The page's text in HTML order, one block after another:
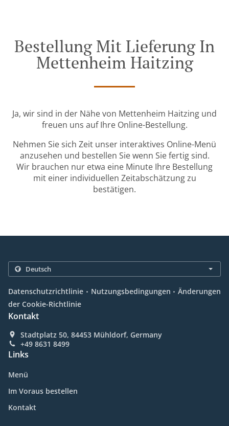
Bestellung Mit Lieferung In
Mettenheim Haitzing
Ja, wir sind in der Nähe von Mettenheim Haitzing und
freuen uns auf Ihre Online-Bestellung.
Nehmen Sie sich Zeit unser interaktives Online-Menü
anzusehen und bestellen Sie wenn Sie fertig sind.
Wir brauchen nur etwa eine Minute Ihre Bestellung
mit einer individuellen Zeitabschätzung zu
bestätigen.
Datenschutzrichtlinie . Nutzungsbedingungen . Änderungen
der Cookie-Richtlinie
Kontakt
Stadtplatz 50, 84453 Mühldorf, Germany
+49 8631 8499
Links
Menü
Im Voraus bestellen
Kontakt